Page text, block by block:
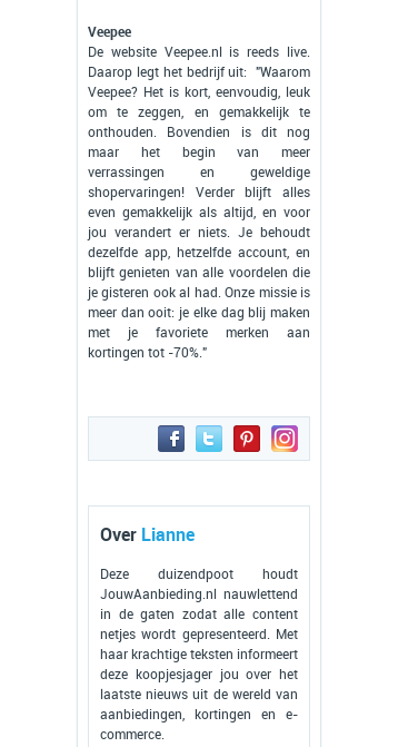
Veepee
De website Veepee.nl is reeds live.
Daarop legt het bedrijf uit: "Waarom
Veepee? Het is kort, eenvoudig, leuk
om te zeggen, en gemakkelijk te
onthouden. Bovendien is dit nog
maar het begin van meer
verrassingen en geweldige
shopervaringen! Verder blijft alles
even gemakkelijk als altijd, en voor
jou verandert er niets. Je behoudt
dezelfde app, hetzelfde account, en
blijft genieten van alle voordelen die
je gisteren ook al had. Onze missie is
meer dan ooit: je elke dag blij maken
met je favoriete merken aan
kortingen tot -70%."
Over Lianne
Deze duizendpoot houdt
JouwAanbieding.nl nauwlettend
in de gaten zodat alle content
netjes wordt gepresenteerd. Met
haar krachtige teksten informeert
deze koopjesjager jou over het
laatste nieuws uit de wereld van
aanbiedingen, kortingen en e-
commerce.